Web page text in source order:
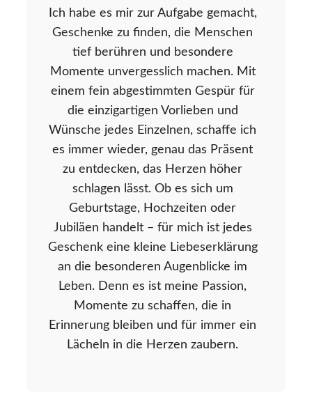
Ich habe es mir zur Aufgabe gemacht,
Geschenke zu finden, die Menschen
tief berühren und besondere
Momente unvergesslich machen. Mit
einem fein abgestimmten Gespür für
die einzigartigen Vorlieben und
Wünsche jedes Einzelnen, schaffe ich
es immer wieder, genau das Präsent
zu entdecken, das Herzen höher
schlagen lässt. Ob es sich um
Geburtstage, Hochzeiten oder
Jubiläen handelt – für mich ist jedes
Geschenk eine kleine Liebeserklärung
an die besonderen Augenblicke im
Leben. Denn es ist meine Passion,
Momente zu schaffen, die in
Erinnerung bleiben und für immer ein
Lächeln in die Herzen zaubern.